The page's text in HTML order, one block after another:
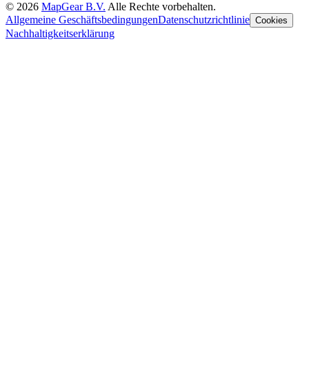
© 2026 MapGear B.V. Alle Rechte vorbehalten.
Allgemeine GeschäftsbedingungenDatenschutzrichtlinie Cookies
Nachhaltigkeitserklärung